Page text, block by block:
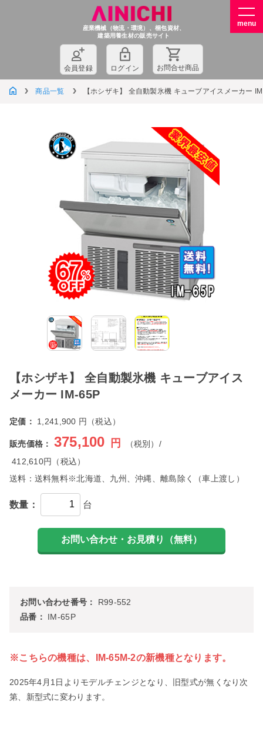
産業機械（物流・環境）、梱包資材、
建築用養生材の販売サイト
会員登録 ログイン お問合せ商品
商品一覧 【ホシザキ】 全自動製氷機 キューブアイスメーカー
【ホシザキ】 全自動製氷機 キューブアイス
メーカー IM-65P
定価： 1,241,900 円（税込）
販売価格： 375,100 円
（税別）/
412,610円（税込）
送料： 送料無料※北海道、九州、沖縄、離島除く（車上渡し）
数量： 台
お問い合わせ番号：
R99-552
品番：
IM-65P
※こちらの機種は、IM-65M-2の新機種となります。
2025年4月1日よりモデルチェンジとなり、旧型式が無くなり次
第、新型式に変わります。